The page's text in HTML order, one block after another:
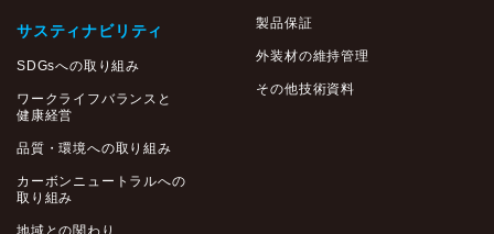
サスティナビリティ
SDGsへの取り組み
ワークライフバランスと
健康経営
品質・環境への取り組み
カーボンニュートラルへの
取り組み
地域との関わり
製品保証
外装材の維持管理
その他技術資料